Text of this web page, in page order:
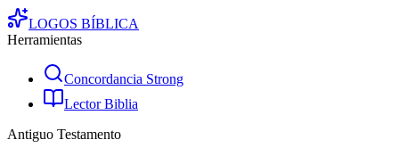
LOGOS BÍBLICA
Herramientas
Concordancia Strong
Lector Biblia
Antiguo Testamento